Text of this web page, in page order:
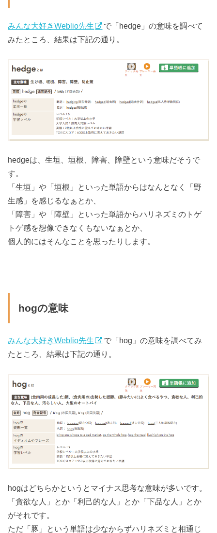
みんな大好きWeblio先生
で「hedge」の意味を調べて
みたところ、結果は下記の通り。
hedgeは、生垣、垣根、障害、障壁という意味だそうで
す。
「生垣」や「垣根」といった単語からはなんとなく「野
生感」を感じるなぁとか、
「障害」や「障壁」といった単語からハリネズミのトゲ
トゲ感を想像できなくもないなぁとか、
個人的にはそんなことを思ったりします。
hogの意味
みんな大好きWeblio先生
で「hog」の意味を調べてみ
たところ、結果は下記の通り。
hogはどちらかというとマイナス思考な意味が多いです。
「貪欲な人」とか「利己的な人」とか「下品な人」とか
がそれです。
ただ「豚」という単語は少なからずハリネズミと相通じ